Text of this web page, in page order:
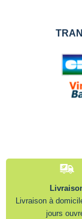
Livraison à
jours